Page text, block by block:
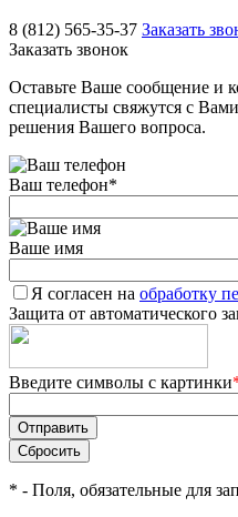
8 (812) 565-35-37 Заказать
Заказать звонок
Оставьте Ваше сообщение и
специалисты свяжутся с
решения Вашего вопроса.
Ваш телефон*
Ваше имя
Я согласен на обработку
Защита от автоматического
Введите символы с картинки
* - Поля, обязательные для